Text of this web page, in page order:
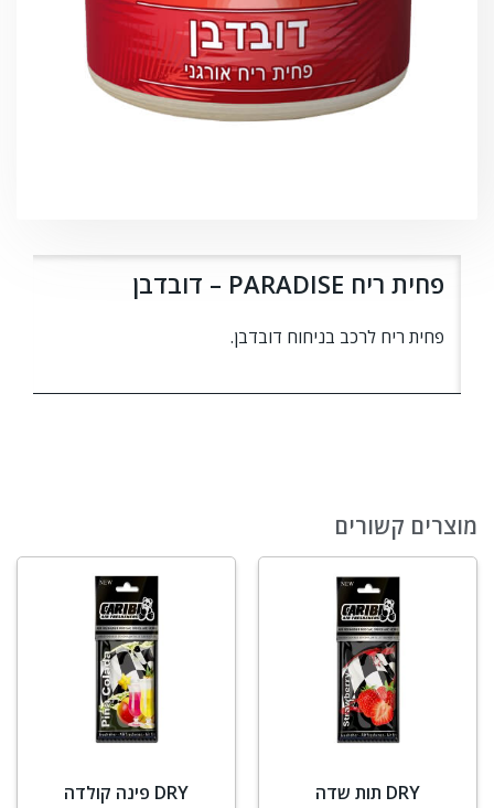
פחית ריח PARADISE – דובדבן
פחית ריח לרכב בניחוח דובדבן.
מוצרים קשורים
DRY תות שדה DRY פינה קולדה